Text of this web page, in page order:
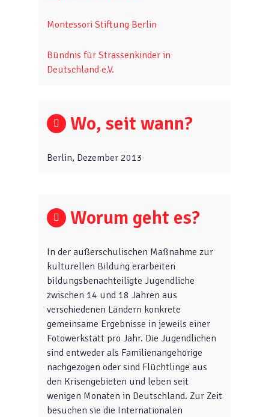
Montessori Stiftung Berlin
Bündnis für Strassenkinder in
Deutschland e.V.
Wo, seit wann?
Berlin, Dezember 2013
Worum geht es?
In der außerschulischen Maßnahme zur
kulturellen Bildung erarbeiten
bildungsbenachteiligte Jugendliche
zwischen 14 und 18 Jahren aus
verschiedenen Ländern konkrete
gemeinsame Ergebnisse in jeweils einer
Fotowerkstatt pro Jahr. Die Jugendlichen
sind entweder als Familienangehörige
nachgezogen oder sind Flüchtlinge aus
den Krisengebieten und leben seit
wenigen Monaten in Deutschland. Zur Zeit
besuchen sie die Internationalen